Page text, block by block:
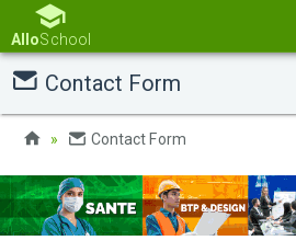
AlloSchool
Contact Form
Contact Form